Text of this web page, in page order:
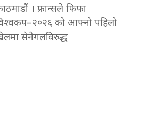
। फ्रान्सले फिफा
को आफ्नो पहिलो
सेनेगलविरुद्ध